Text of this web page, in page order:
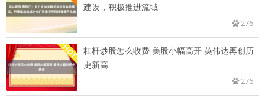
建设，积极推进流域
276
杠杆炒股怎么收费 美股小幅高开 英伟达再创历
史新高
276